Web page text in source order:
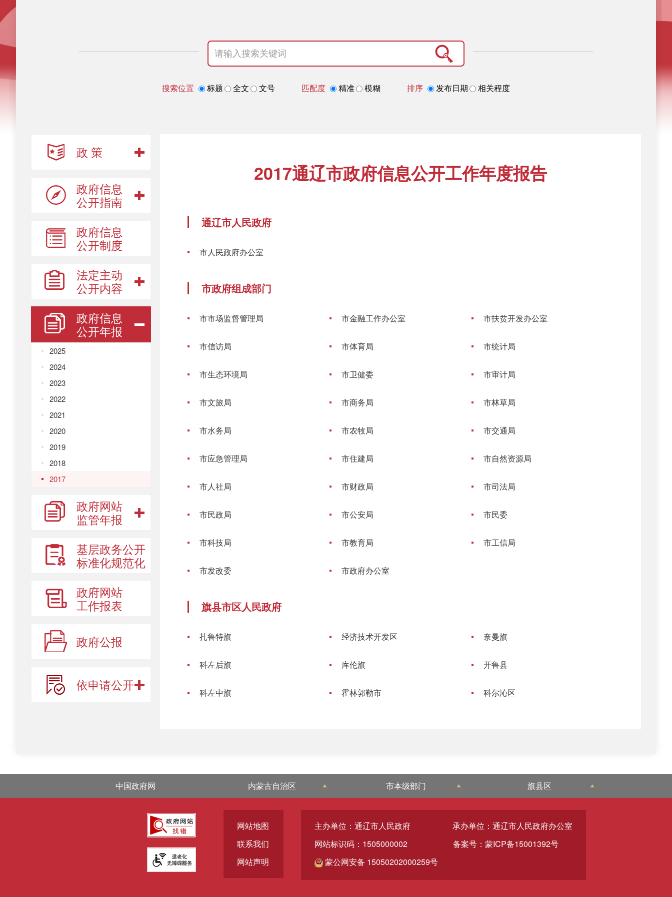
搜索位置 标题 全文 文号 匹配度 精准 模糊 排序 发布日期 相关程度
政 策
政府信息
公开指南
政府信息
公开制度
法定主动
公开内容
政府信息
公开年报
2025
2024
2023
2022
2021
2020
2019
2018
2017
政府网站
监管年报
基层政务公开
标准化规范化
政府网站
工作报表
政府公报
依申请公开
2017通辽市政府信息公开工作年度报告
通辽市人民政府
市人民政府办公室
市政府组成部门
市市场监督管理局 市金融工作办公室 市扶贫开发办公室
市信访局 市体育局 市统计局
市生态环境局 市卫健委 市审计局
市文旅局 市商务局 市林草局
市水务局 市农牧局 市交通局
市应急管理局 市住建局 市自然资源局
市人社局 市财政局 市司法局
市民政局 市公安局 市民委
市科技局 市教育局 市工信局
市发改委 市政府办公室
旗县市区人民政府
扎鲁特旗 经济技术开发区 奈曼旗
科左后旗 库伦旗 开鲁县
科左中旗 霍林郭勒市 科尔沁区
中国政府网 内蒙古自治区 市本级部门 旗县区
网站地图
联系我们
网站声明
主办单位：通辽市人民政府
承办单位：通辽市人民政府办公室
网站标识码：1505000002
备案号：蒙ICP备15001392号
蒙公网安备 15050202000259号